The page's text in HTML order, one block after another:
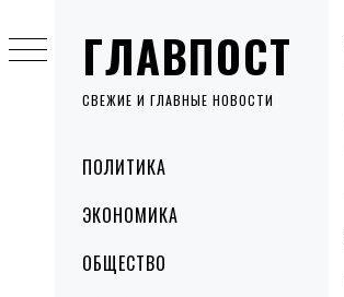
ГЛАВПОСТ
СВЕЖИЕ И ГЛАВНЫЕ НОВОСТИ
MenuПОЛИТИКА
ЭКОНОМИКА
ОБЩЕСТВО
to
content